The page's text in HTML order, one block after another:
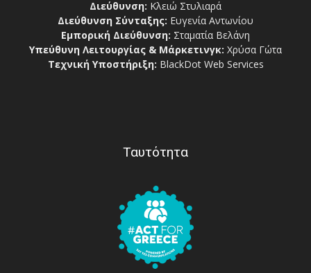
Διεύθυνση: Κλειώ Στυλιαρά
Διεύθυνση Σύνταξης: Ευγενία Αντωνίου
Εμπορική Διεύθυνση: Σταματία Βελάνη
Υπεύθυνη Λειτουργίας & Μάρκετινγκ: Χρύσα Γώτα
Τεχνική Υποστήριξη: BlackDot Web Services
Ταυτότητα